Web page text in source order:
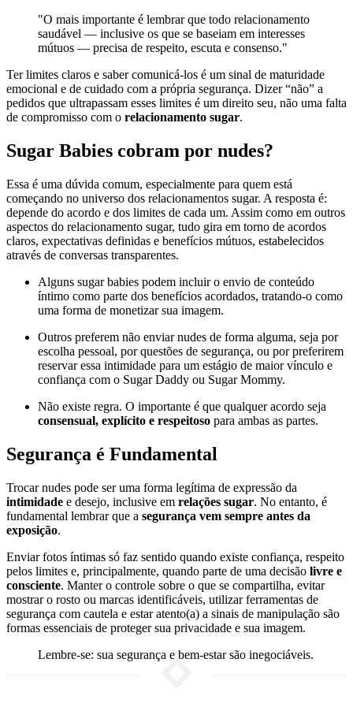
"O mais importante é lembrar que todo relacionamento
saudável — inclusive os que se baseiam em interesses
mútuos — precisa de respeito, escuta e consenso."
Ter limites claros e saber comunicá-los é um sinal de maturidade
emocional e de cuidado com a própria segurança. Dizer “não” a
pedidos que ultrapassam esses limites é um direito seu, não uma falta
de compromisso com o relacionamento sugar.
Sugar Babies cobram por nudes?
Essa é uma dúvida comum, especialmente para quem está
começando no universo dos relacionamentos sugar. A resposta é:
depende do acordo e dos limites de cada um. Assim como em outros
aspectos do relacionamento sugar, tudo gira em torno de acordos
claros, expectativas definidas e benefícios mútuos, estabelecidos
através de conversas transparentes.
Alguns sugar babies podem incluir o envio de conteúdo
íntimo como parte dos benefícios acordados, tratando-o como
uma forma de monetizar sua imagem.
Outros preferem não enviar nudes de forma alguma, seja por
escolha pessoal, por questões de segurança, ou por preferirem
reservar essa intimidade para um estágio de maior vínculo e
confiança com o Sugar Daddy ou Sugar Mommy.
Não existe regra. O importante é que qualquer acordo seja
consensual, explícito e respeitoso para ambas as partes.
Segurança é Fundamental
Trocar nudes pode ser uma forma legítima de expressão da
intimidade e desejo, inclusive em relações sugar. No entanto, é
fundamental lembrar que a segurança vem sempre antes da
exposição.
Enviar fotos íntimas só faz sentido quando existe confiança, respeito
pelos limites e, principalmente, quando parte de uma decisão livre e
consciente. Manter o controle sobre o que se compartilha, evitar
mostrar o rosto ou marcas identificáveis, utilizar ferramentas de
segurança com cautela e estar atento(a) a sinais de manipulação são
formas essenciais de proteger sua privacidade e sua imagem.
Lembre-se: sua segurança e bem-estar são inegociáveis.